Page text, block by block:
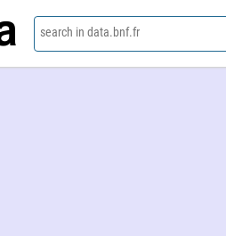
search in data.bnf.fr